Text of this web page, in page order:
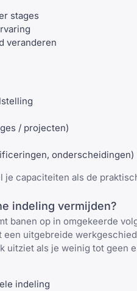
stages
veranderen
/ projecten)
onderscheidingen)
je capaciteiten als de
indeling vermijden?
banen op in omgekeerde
een uitgebreide
uitziet als je weinig tot geen
indeling